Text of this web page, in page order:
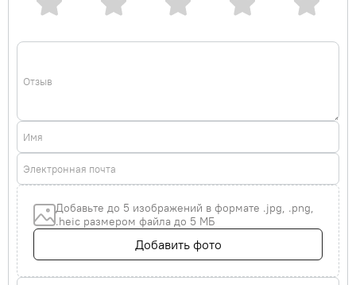
Отзыв
Имя
Электронная почта
Добавьте до 5 изображений в формате .jpg, .png,
.heic размером файла до 5 МБ
Добавить фото